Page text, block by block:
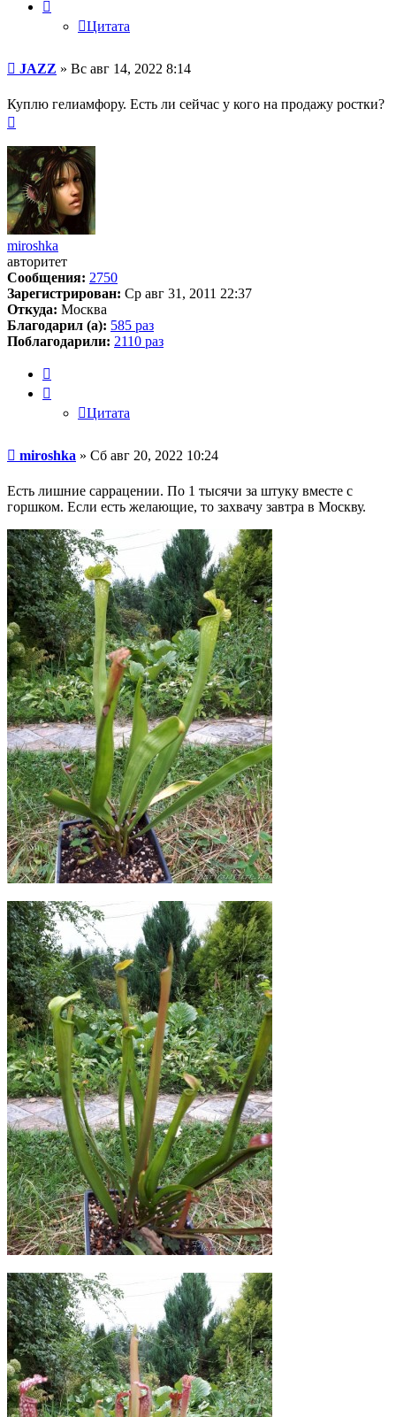
Цитата
Сообщение
JAZZ » Вс авг 14, 2022 8:14
Куплю гелиамфору. Есть ли сейчас у кого на продажу ростки?
началу
miroshka
авторитет
Сообщения: 2750
Зарегистрирован: Ср авг 31, 2011 22:37
Откуда: Москва
Благодарил (а): 585 раз
Поблагодарили: 2110 раз
Цитата
Сообщение
miroshka » Сб авг 20, 2022 10:24
Есть лишние саррацении. По 1 тысячи за штуку вместе с
горшком. Если есть желающие, то захвачу завтра в Москву.